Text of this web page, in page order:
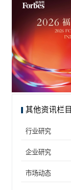
其他资讯栏目
行业研究
企业研究
市场动态